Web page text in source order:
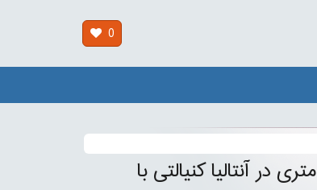
0
خرید آپارتمان 180 متری در آنتالیا کنیالتی با